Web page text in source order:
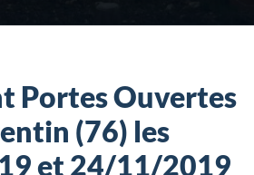
Portes Ouvertes
(76) les
et 24/11/2019